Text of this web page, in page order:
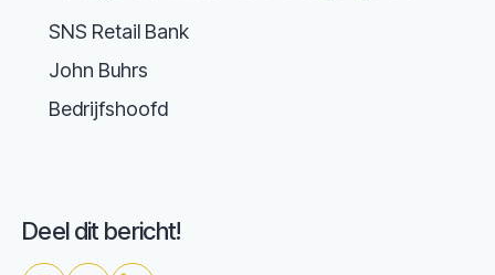
SNS Retail Bank
John Buhrs
Bedrijfshoofd
Deel dit bericht!